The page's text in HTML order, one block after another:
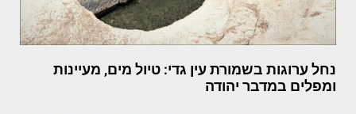
נחל ערוגות בשמורת עין גדי: טיול מים, מעיינות
ומפלים במדבר יהודה